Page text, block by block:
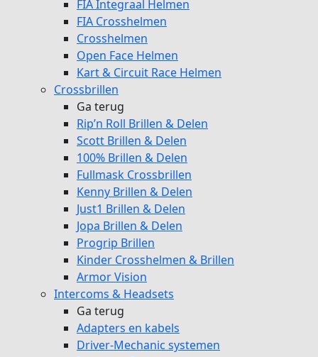
FIA Integraal Helmen
FIA Crosshelmen
Crosshelmen
Open Face Helmen
Kart & Circuit Race Helmen
Crossbrillen
Ga terug
Rip’n Roll Brillen & Delen
Scott Brillen & Delen
100% Brillen & Delen
Fullmask Crossbrillen
Kenny Brillen & Delen
Just1 Brillen & Delen
Jopa Brillen & Delen
Progrip Brillen
Kinder Crosshelmen & Brillen
Armor Vision
Intercoms & Headsets
Ga terug
Adapters en kabels
Driver-Mechanic systemen